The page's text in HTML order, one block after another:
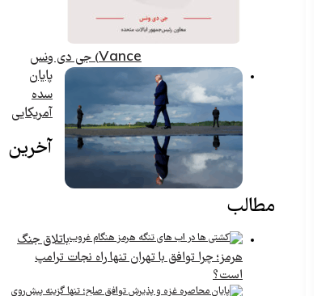
Vance) جی دی ونس
پایان
سده
آمریکایی
آخرین
مطالب
باتلاق جنگ
هرمز؛ چرا توافق با تهران تنها راه نجات ترامپ
است؟